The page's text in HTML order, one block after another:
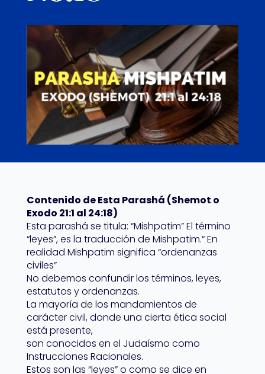
Contenido de Esta Parashá (Shemot o
Exodo 21:1 al 24:18)
Esta parashá se titula: “Mishpatim” El término
“leyes”, es la traducción de Mishpatim.“ En
realidad Mishpatim significa “ordenanzas
civiles”
No debemos confundir los términos, leyes,
estatutos y ordenanzas.
La mayoría de los mandamientos de
carácter civil, donde una cierta ética social
está presente,
son conocidos en el Judaísmo como
Instrucciones Racionales.
Estos son las “leyes” o como se dice en